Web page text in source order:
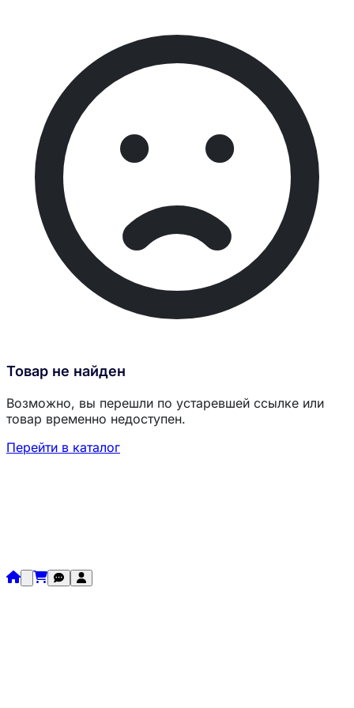
Товар не найден
Возможно, вы перешли по устаревшей ссылке или
товар временно недоступен.
Перейти в каталог
Загрузка товаров